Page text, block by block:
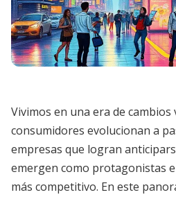
Vivimos en una era de
consumidores evolucionan a
empresas que logran
emergen como protagonistas
más competitivo. En este